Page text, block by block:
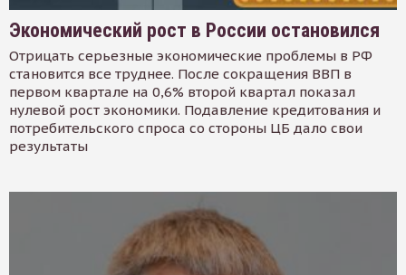
Экономический рост в России остановился
Отрицать серьезные экономические проблемы в РФ
становится все труднее. После сокращения ВВП в
первом квартале на 0,6% второй квартал показал
нулевой рост экономики. Подавление кредитования и
потребительского спроса со стороны ЦБ дало свои
результаты